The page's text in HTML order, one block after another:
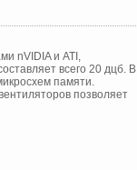
nVIDIA и ATI,
всего 20 дцб. В
памяти.
позволяет